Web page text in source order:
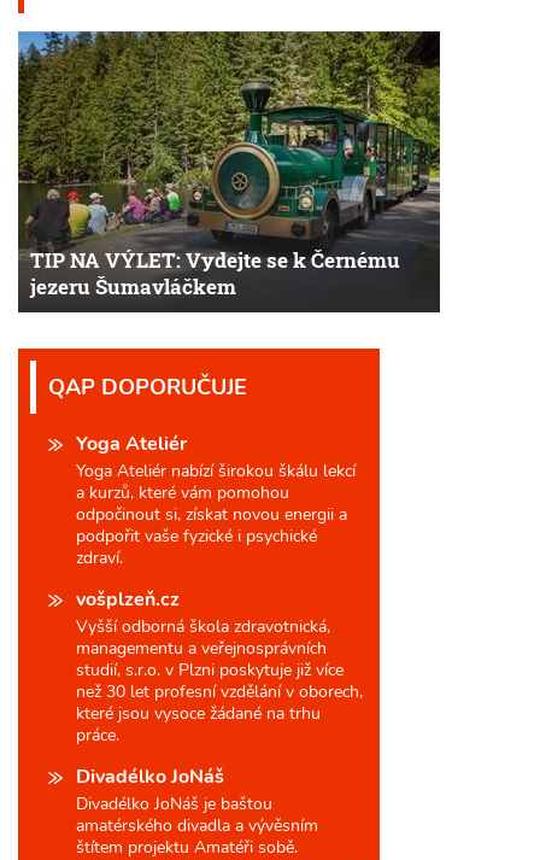
TIP NA VÝLET: Vydejte se k Černému
jezeru Šumavláčkem
QAP DOPORUČUJE
Yoga Ateliér
Yoga Ateliér nabízí širokou škálu lekcí
a kurzů, které vám pomohou
odpočinout si, získat novou energii a
podpořit vaše fyzické i psychické
zdraví.
vošplzeň.cz
Vyšší odborná škola zdravotnická,
managementu a veřejnosprávních
studií, s.r.o. v Plzni poskytuje již více
než 30 let profesní vzdělání v oborech,
které jsou vysoce žádané na trhu
práce.
Divadélko JoNáš
Divadélko JoNáš je baštou
amatérského divadla a vývěsním
štítem projektu Amatéři sobě.